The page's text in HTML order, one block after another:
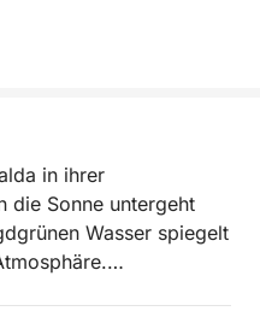
in ihrer
die Sonne untergeht
Wasser spiegelt